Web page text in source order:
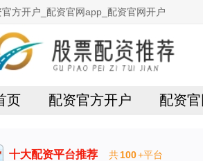
官方开户_配资官网app_配资官网开户
页 配资官方开户 配资
十大配资平台推荐 共100+平台